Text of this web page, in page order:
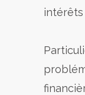
intérêts